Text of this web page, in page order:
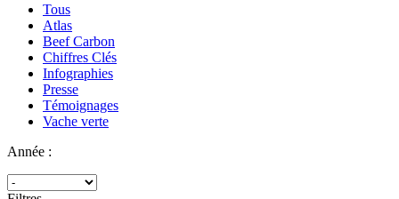
Tous
Atlas
Beef Carbon
Chiffres Clés
Infographies
Presse
Témoignages
Vache verte
Année :